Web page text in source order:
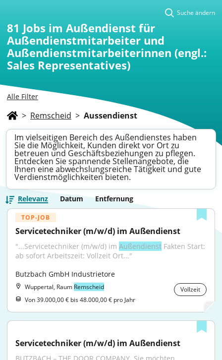
Alle Filter
Suche ändern
81 Jobs im Außendienst für
Außendienstmitarbeiter und
Außendienstmitarbeiterinnen (engl.:
Sales Representatives)
> Remscheid > Aussendienst
Im vielseitigen Bereich des Außendienstes haben
Sie die Möglichkeit, Kunden direkt vor Ort zu
betreuen und Geschäftsbeziehungen zu pflegen.
Entdecken Sie spannende Stellenangebote, die
Ihnen eine abwechslungsreiche Tätigkeit und gute
Verdienstmöglichkeiten bieten.
Relevanz Datum Entfernung
TOP-JOB
Servicetechniker (m/w/d) im Außendienst
"...Servicetechniker (m/w/d) im Außendienst Fakten Start:
ab sofort Arbeitszeit: Vollzeit Ort..."
Butzbach GmbH Industrietore
Wuppertal, Raum Remscheid
Vollzeit
Von 39.000,00 € bis 48.000,00 € pro Jahr
Servicetechniker (m/w/d) im Außendienst